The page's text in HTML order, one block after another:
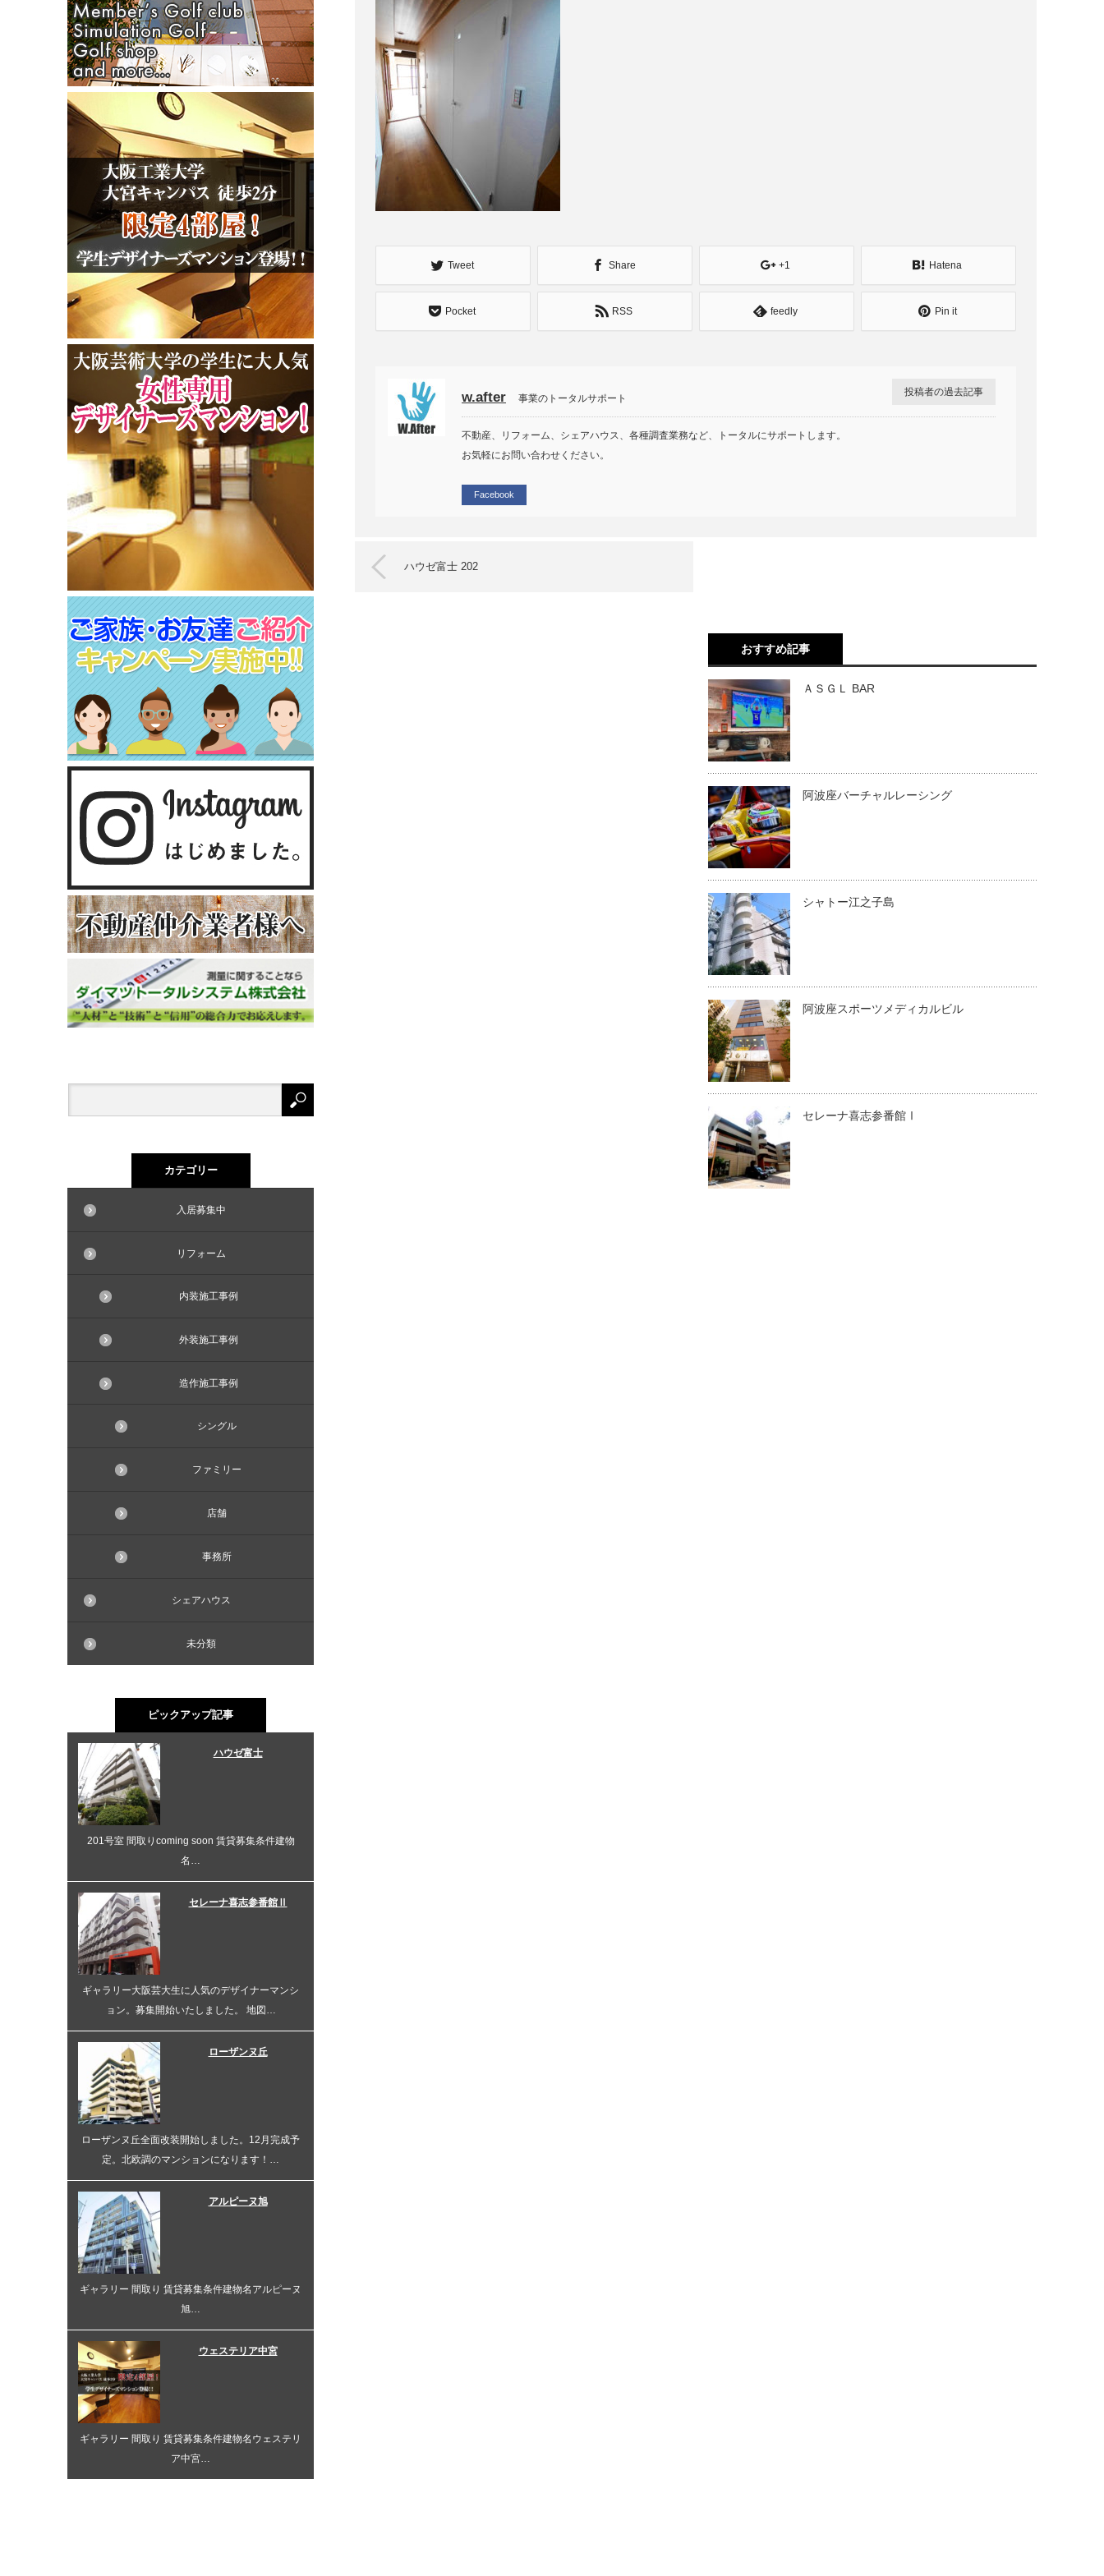
Tweet Share +1 Hatena
Pocket RSS feedly Pin it
w.after 事業のトータルサポート
投稿者の過去記事
不動産、リフォーム、シェアハウス、各種調査業務など、トータルにサポートします。
お気軽にお問い合わせください。
Facebook
ハウゼ富士 202
おすすめ記事
ＡＳＧＬ BAR
阿波座バーチャルレーシング
シャトー江之子島
阿波座スポーツメディカルビル
セレーナ喜志参番館Ⅰ
カテゴリー
入居募集中
リフォーム
内装施工事例
外装施工事例
造作施工事例
シングル
ファミリー
店舗
事務所
シェアハウス
未分類
ピックアップ記事
ハウゼ富士
201号室 間取りcoming soon 賃貸募集条件建物
名…
セレーナ喜志参番館Ⅱ
ギャラリー大阪芸大生に人気のデザイナーマンシ
ョン。募集開始いたしました。 地図…
ローザンヌ丘
ローザンヌ丘全面改装開始しました。12月完成予
定。北欧調のマンションになります！…
アルピーヌ旭
ギャラリー 間取り 賃貸募集条件建物名アルピーヌ
旭…
ウェステリア中宮
ギャラリー 間取り 賃貸募集条件建物名ウェステリ
ア中宮…